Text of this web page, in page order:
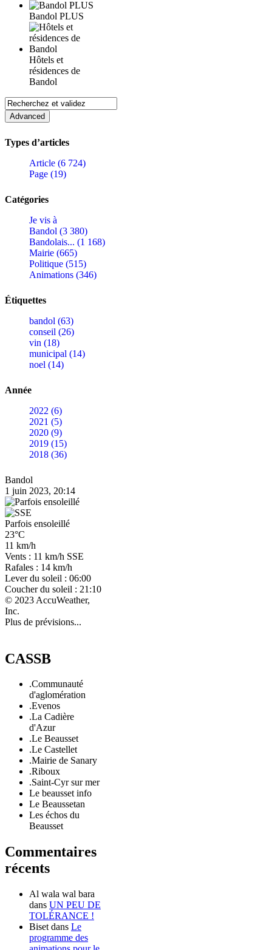
Bandol PLUS
Hôtels et
résidences de
Bandol
Types d’articles
Article (6 724)
Page (19)
Catégories
Je vis à
Bandol (3 380)
Bandolais... (1 168)
Mairie (665)
Politique (515)
Animations (346)
Étiquettes
bandol (63)
conseil (26)
vin (18)
municipal (14)
noel (14)
Année
2022 (6)
2021 (5)
2020 (9)
2019 (15)
2018 (36)
Bandol
1 juin 2023, 20:14
Parfois ensoleillé
23°C
11 km/h
Vents : 11 km/h SSE
Rafales : 14 km/h
Lever du soleil : 06:00
Coucher du soleil : 21:10
© 2023 AccuWeather,
Inc.
Plus de prévisions...
CASSB
.Communauté
d'aglomération
.Evenos
.La Cadière
d'Azur
.Le Beausset
.Le Castellet
.Mairie de Sanary
.Riboux
.Saint-Cyr sur mer
Le beausset info
Le Beaussetan
Les échos du
Beausset
Commentaires
récents
Al wala wal bara
dans UN PEU DE
TOLÉRANCE !
Biset dans Le
programme des